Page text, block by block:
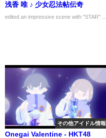
浅香 唯 ♪ 少女忍法帖伝奇
edited an impressive scene with "STAR" ....
その他アイドル情報
Onegai Valentine - HKT48